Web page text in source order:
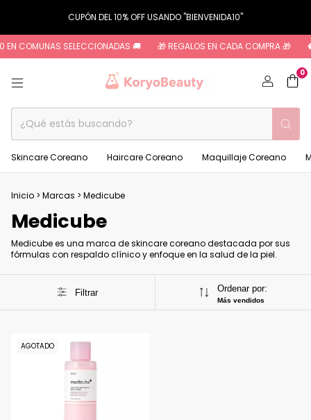
CUPÓN DEL 10% OFF USANDO "BIENVENIDA10"
COMUNAS SELECCIONADAS 🚚 🎁 REGALOS EN CADA COMPRA 🎁
0
Skincare Coreano Haircare Coreano Maquillaje Coreano
Inicio > Marcas > Medicube
Medicube
Medicube es una marca de skincare coreano destacada por sus
fórmulas con respaldo clínico y enfoque en la salud de la piel.
Filtrar Ordenar por:
Más vendidos
AGOTADO